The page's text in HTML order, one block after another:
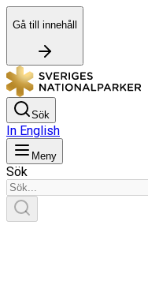
Gå till innehåll
Sök
In English
Meny
Sök